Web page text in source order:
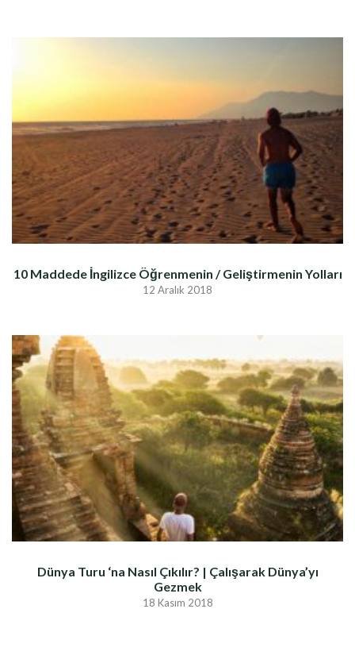
10 Maddede İngilizce Öğrenmenin / Geliştirmenin Yolları
12 Aralık 2018
Dünya Turu ‘na Nasıl Çıkılır? | Çalışarak Dünya’yı
Gezmek
18 Kasım 2018